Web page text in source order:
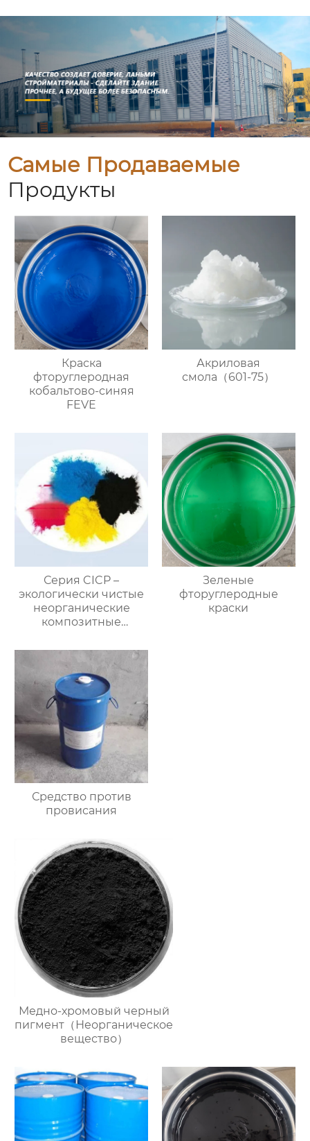
Самые Продаваемые
Продукты
Краска
фторуглеродная
кобальтово-синяя
FEVE
Акриловая
смола（601-75）
Серия CICP –
экологически чистые
неорганические
композитные
Зеленые
фторуглеродные
краски
Средство против
провисания
Медно-хромовый черный
пигмент（Неорганическое
вещество）